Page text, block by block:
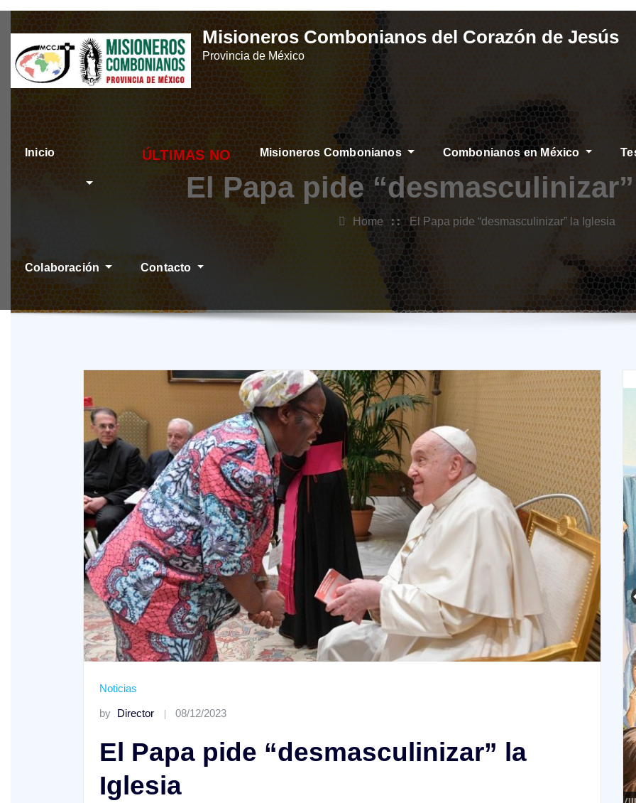
Skip
content
Misioneros Combonianos del Corazón de Jesús
Provincia de México
Inicio ÚLTIMAS NOTICIAS Misioneros Combonianos Combonianos en México
Colaboración Contacto
El Papa pide
Home El Papa pide “desmasculinizar” la Iglesia
Noticias
by Director 08/12/2023
El Papa pide “desmasculinizar” la
Iglesia
XIX Domingo ordinario. Año A